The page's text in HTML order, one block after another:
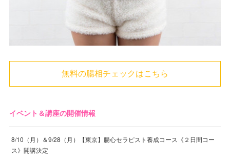
無料の腸相チェックはこちら
イベント＆講座の開催情報
8/10（月）＆9/28（月）【東京】腸心セラピスト養成コース《２日間コー
ス》開講決定